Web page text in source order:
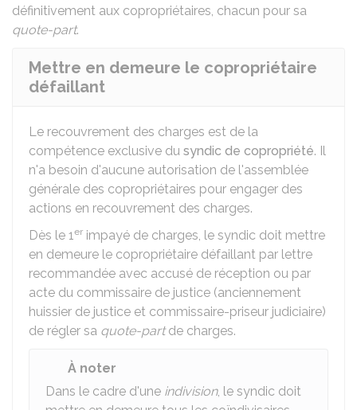
définitivement aux copropriétaires, chacun pour sa
quote-part.
Mettre en demeure le copropriétaire
défaillant
Le recouvrement des charges est de la
compétence exclusive du syndic de copropriété. Il
n'a besoin d'aucune autorisation de l'assemblée
générale des copropriétaires pour engager des
actions en recouvrement des charges.
Dès le 1er impayé de charges, le syndic doit mettre
en demeure le copropriétaire défaillant par lettre
recommandée avec accusé de réception ou par
acte du commissaire de justice (anciennement
huissier de justice et commissaire-priseur judiciaire)
de régler sa quote-partde charges.
À noter
Dans le cadre d'une indivision, le syndic doit